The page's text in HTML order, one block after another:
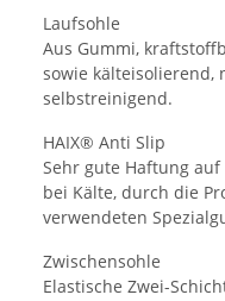
Laufsohle
Aus Gummi,
sowie kälteisolierend,
selbstreinigend.
HAIX® Anti Slip
Sehr gute Haftung
bei Kälte, durch die
verwendeten
Zwischensohle
Elastische Zwei-